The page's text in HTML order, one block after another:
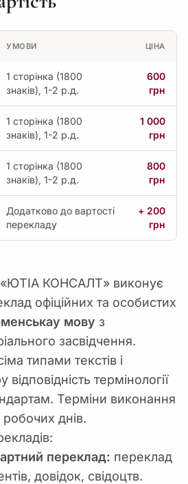
УМОВИ ЦІНА
1 сторінка (1800
знаків), 1-2 р.д.
600
грн
1 сторінка (1800
знаків), 1-2 р.д.
1 000
грн
1 сторінка (1800
знаків), 1-2 р.д.
800
грн
Додатково до вартості
перекладу
+ 200
грн
«ЮТІА КОНСАЛТ» виконує
офіційних та особистих
мову з
засвідчення.
типами текстів і
термінології
Терміни виконання
робочих днів.
переклад: переклад
довідок, свідоцтв.